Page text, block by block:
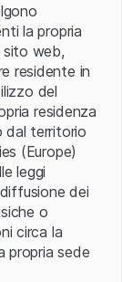
la propria
sito web,
residente in
del
residenza
dal territorio
(Europe)
leggi
dei
o
circa la
propria sede